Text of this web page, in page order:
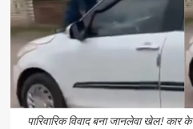
पारिवारिक विवाद बना जानलेवा खेल!